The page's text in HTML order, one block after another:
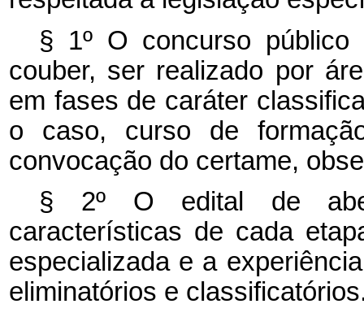
§ 1º O concurso
couber, ser realizado por
em fases de caráter
o caso, curso de
convocação do certame,
§ 2º O edital de
características de cada
especializada e a
eliminatórios e